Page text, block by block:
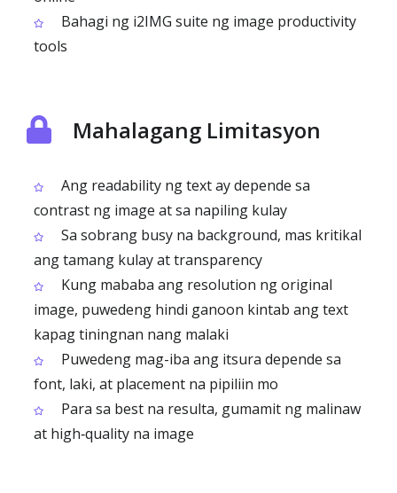
Bahagi ng i2IMG suite ng image productivity
tools
Mahalagang Limitasyon
Ang readability ng text ay depende sa
contrast ng image at sa napiling kulay
Sa sobrang busy na background, mas kritikal
ang tamang kulay at transparency
Kung mababa ang resolution ng original
image, puwedeng hindi ganoon kintab ang text
kapag tiningnan nang malaki
Puwedeng mag-iba ang itsura depende sa
font, laki, at placement na pipiliin mo
Para sa best na resulta, gumamit ng malinaw
at high‑quality na image